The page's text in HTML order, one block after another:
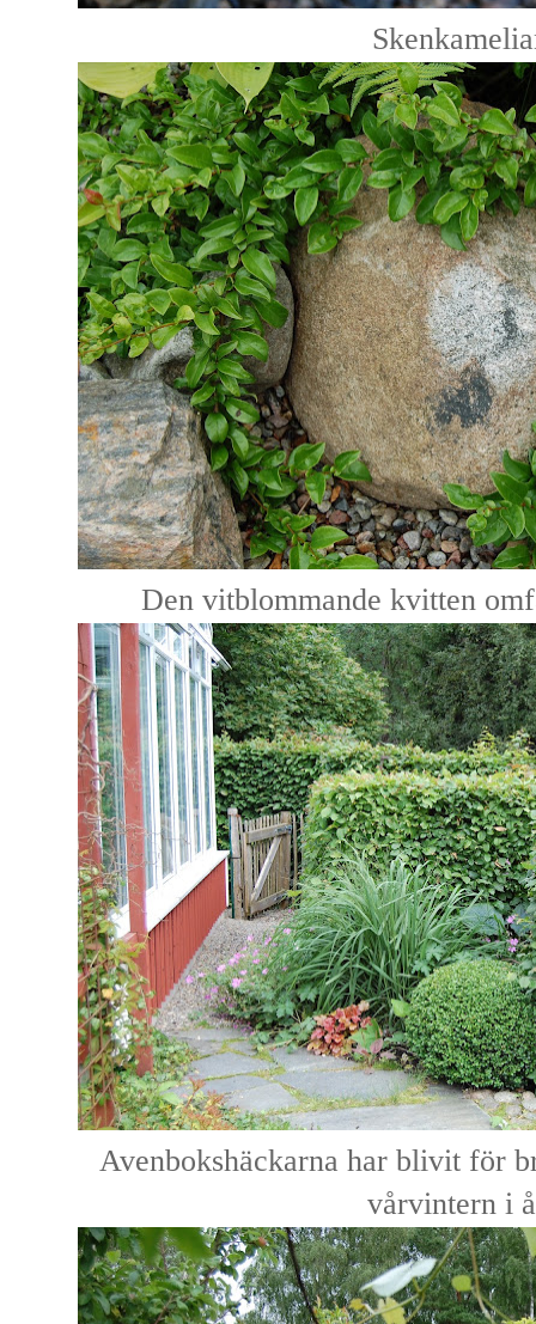
Den vitblommande kvitten
Avenbokshäckarna har blivit för
vårvintern i